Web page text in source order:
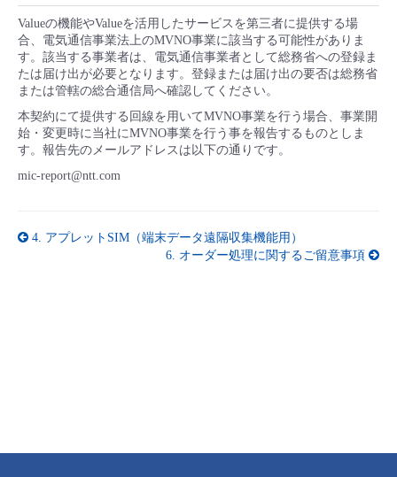
Valueの機能やValueを活用したサービスを第三者に提供する場
合、電気通信事業法上のMVNO事業に該当する可能性がありま
す。該当する事業者は、電気通信事業者として総務省への登録ま
たは届け出が必要となります。登録または届け出の要否は総務省
または管轄の総合通信局へ確認してください。
本契約にて提供する回線を用いてMVNO事業を行う場合、事業開
始・変更時に当社にMVNO事業を行う事を報告するものとしま
す。報告先のメールアドレスは以下の通りです。
mic-report@ntt.com
4. アプレットSIM（端末データ遠隔収集機能用）
6. オーダー処理に関するご留意事項